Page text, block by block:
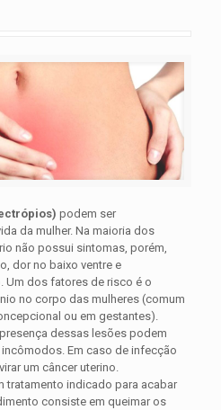
podem ser
da mulher. Na maioria dos
não possui sintomas, porém,
dor no baixo ventre e
Um dos fatores de risco é o
no corpo das mulheres (comum
ou em gestantes).
dessas lesões podem
Em caso de infecção
um câncer uterino.
tratamento indicado para acabar
consiste em queimar os